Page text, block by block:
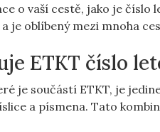
o vaší cestě, jako⁢ je
je oblíbený mezi mnoha
ETKT⁢ číslo
je součástí ETKT, je
a ​písmena. Tato